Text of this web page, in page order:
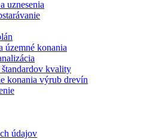
uznesenia
územné konania
kvality
konania výrub drevín
údajov